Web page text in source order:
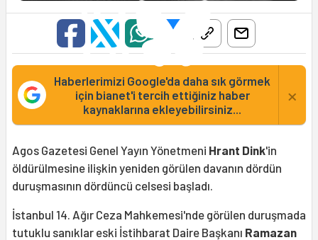
Haberlerimizi Google'da daha sık görmek
için bianet'i tercih ettiğiniz haber
kaynaklarına ekleyebilirsiniz...
×
Agos Gazetesi Genel Yayın Yönetmeni Hrant Dink'in
öldürülmesine ilişkin yeniden görülen davanın dördün
duruşmasının dördüncü celsesi başladı.
İstanbul 14. Ağır Ceza Mahkemesi'nde görülen duruşmada
tutuklu sanıklar eski İstihbarat Daire Başkanı Ramazan